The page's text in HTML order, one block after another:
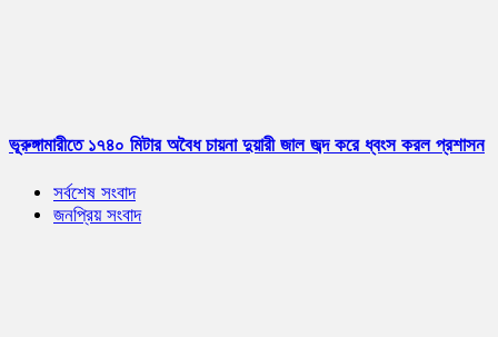
ভূরুঙ্গামারীতে ১৭৪০ মিটার অবৈধ চায়না দুয়ারী জাল জব্দ করে ধ্বংস করল প্রশাসন
সর্বশেষ সংবাদ
জনপ্রিয় সংবাদ